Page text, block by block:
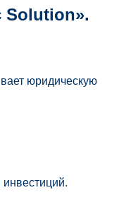
Solution».
юридическую